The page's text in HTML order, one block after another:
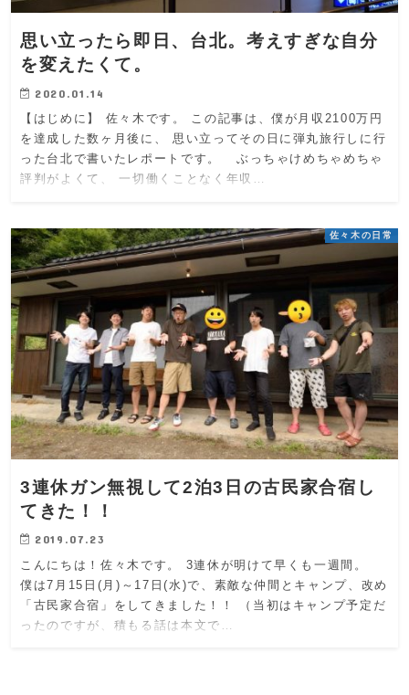
思い立ったら即日、台北。考えすぎな自分
を変えたくて。
2020.01.14
【はじめに】 佐々木です。 この記事は、僕が月収2100万円
を達成した数ヶ月後に、 思い立ってその日に弾丸旅行しに行
った台北で書いたレポートです。 ぶっちゃけめちゃめちゃ
評判がよくて、 一切働くことなく年収…
佐々木の日常
3連休ガン無視して2泊3日の古民家合宿し
てきた！！
2019.07.23
こんにちは！佐々木です。 3連休が明けて早くも一週間。
僕は7月15日(月)～17日(水)で、素敵な仲間とキャンプ、改め
「古民家合宿」をしてきました！！ （当初はキャンプ予定だ
ったのですが、積もる話は本文で…